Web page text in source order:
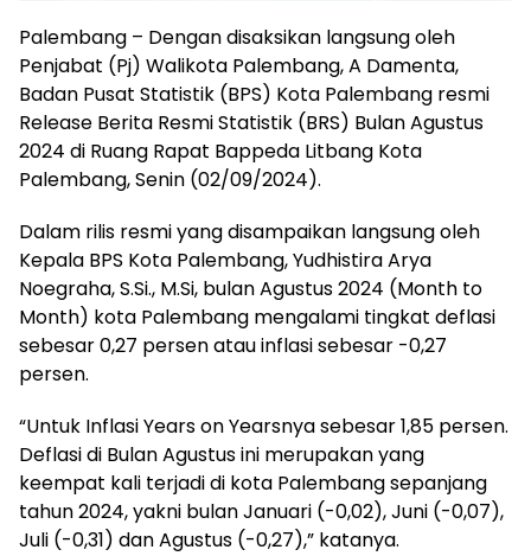
Palembang – Dengan disaksikan langsung oleh
Penjabat (Pj) Walikota Palembang, A Damenta,
Badan Pusat Statistik (BPS) Kota Palembang resmi
Release Berita Resmi Statistik (BRS) Bulan Agustus
2024 di Ruang Rapat Bappeda Litbang Kota
Palembang, Senin (02/09/2024).
Dalam rilis resmi yang disampaikan langsung oleh
Kepala BPS Kota Palembang, Yudhistira Arya
Noegraha, S.Si., M.Si, bulan Agustus 2024 (Month to
Month) kota Palembang mengalami tingkat deflasi
sebesar 0,27 persen atau inflasi sebesar -0,27
persen.
“Untuk Inflasi Years on Yearsnya sebesar 1,85 persen.
Deflasi di Bulan Agustus ini merupakan yang
keempat kali terjadi di kota Palembang sepanjang
tahun 2024, yakni bulan Januari (-0,02), Juni (-0,07),
Juli (-0,31) dan Agustus (-0,27),” katanya.